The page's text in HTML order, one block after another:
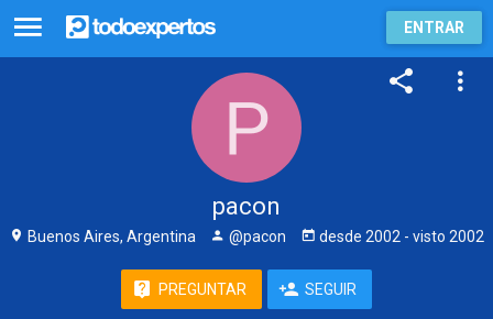
ENTRAR
pacon
Buenos Aires, Argentina @pacon desde 2002 - visto 2002
PREGUNTAR SEGUIR